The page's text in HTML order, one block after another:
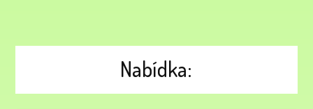
Nabídka: